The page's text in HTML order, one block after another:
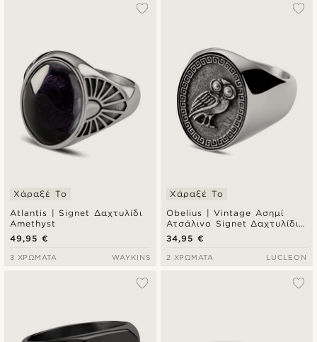
Atlantis | Signet Δαχτυλίδι
Amethyst
Χάραξέ Το
49,95 €
3 ΧΡΏΜΑΤΑ WAYKINS
Obelius | Vintage Ασημί
Ατσάλινο Signet Δαχτυλίδι
Owl of Athena
Χάραξέ Το
34,95 €
2 ΧΡΏΜΑΤΑ LUCLEON